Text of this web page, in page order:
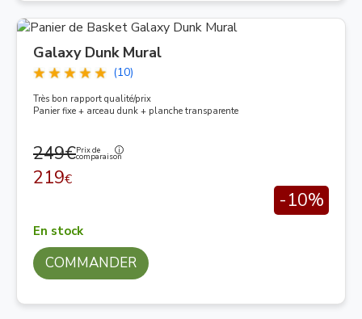
Galaxy Dunk Mural
(10)
Très bon rapport qualité/prix
Panier fixe + arceau dunk + planche transparente
249€Prix de
comparaison
219€
-10%
En stock
COMMANDER